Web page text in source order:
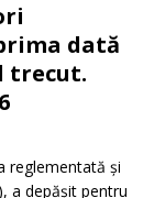
dată
trecut.
reglementată și
a depășit pentru